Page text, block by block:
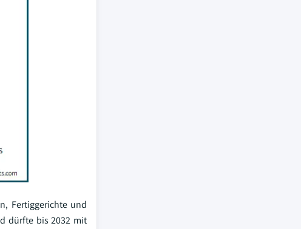
Fertiggerichte und
dürfte bis 2032 mit